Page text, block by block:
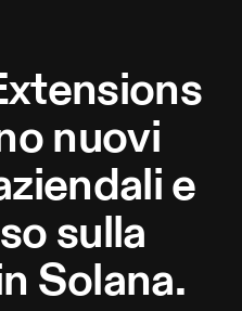
nuovi
e
sulla
Solana.